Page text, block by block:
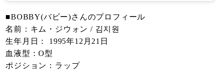
■BOBBY(バビー)さんのプロフィール
名前：キム・ジウォン / 김지원
生年月日： 1995年12月21日
血液型：O型
ポジション：ラップ